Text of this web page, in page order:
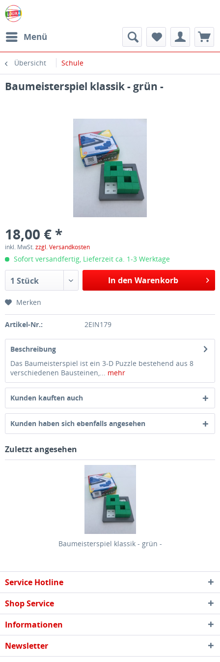
Menü
Übersicht Schule
Baumeisterspiel klassik - grün -
18,00 € *
inkl. MwSt.zzgl. Versandkosten
Sofort versandfertig, Lieferzeit ca. 1-3 Werktage
1 Stück In den Warenkorb
Merken
Artikel-Nr.: 2EIN179
Beschreibung
Das Baumeisterspiel ist ein 3-D Puzzle bestehend aus 8
verschiedenen Bausteinen,... mehr
Kunden kauften auch
Kunden haben sich ebenfalls angesehen
Zuletzt angesehen
Baumeisterspiel klassik - grün -
Service Hotline
Shop Service
Informationen
Newsletter